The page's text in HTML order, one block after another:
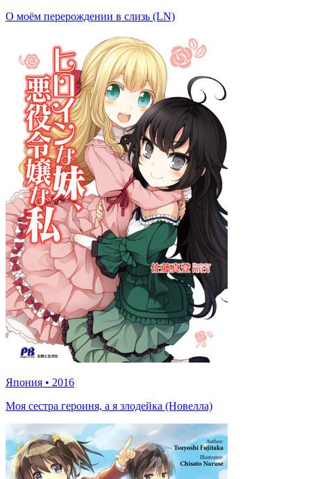
О моём перерождении в слизь (LN)
Япония • 2016
Моя сестра героиня, а я злодейка (Новелла)